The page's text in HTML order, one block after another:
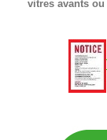
vitres avants ou